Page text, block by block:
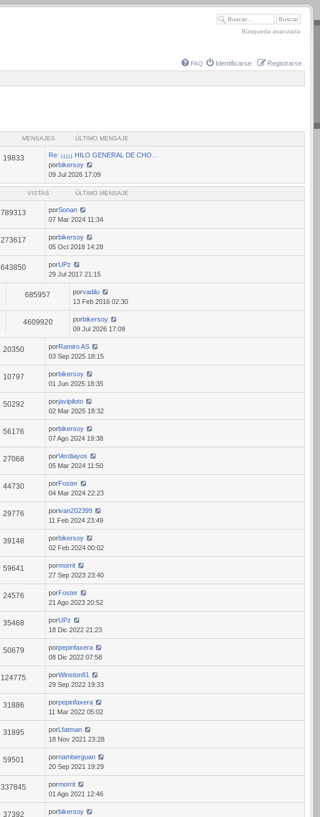
Búsqueda avanzada
FAQ Identificarse Registrarse
MENSAJES ÚLTIMO MENSAJE
19833
Re: ¡¡¡¡¡ HILO GENERAL DE CHO…
porbikersoy
Ver
último
mensaje
09 Jul 2026 17:09
VISTAS ÚLTIMO MENSAJE
789313 porSonan
07 Mar 2024 11:34
273617 porbikersoy
05 Oct 2018 14:28
643850 porUPz
29 Jul 2017 21:15
685957 porvadilu
13 Feb 2016 02:30
4609920 porbikersoy
09 Jul 2026 17:09
20350 porRamiro AS
03 Sep 2025 18:15
10797 porbikersoy
01 Jun 2025 18:35
50292 porjavipiloto
02 Mar 2025 18:32
56176 porbikersoy
07 Ago 2024 19:38
27068 porVerdiayos
05 Mar 2024 11:50
44730 porFoster
04 Mar 2024 22:23
29776 porivan202399
11 Feb 2024 23:49
39148 porbikersoy
02 Feb 2024 00:02
59641 pormorrit
27 Sep 2023 23:40
24576 porFoster
21 Ago 2023 20:52
35468 porUPz
18 Dic 2022 21:23
50679 porpepinfaxera
08 Dic 2022 07:58
124775 porWinston81
29 Sep 2022 19:33
31886 porpepinfaxera
11 Mar 2022 05:02
31895 porLfatman
18 Nov 2021 23:28
59501 pornamberguan
20 Sep 2021 19:29
337845 pormorrit
01 Ago 2021 12:46
37392 porbikersoy